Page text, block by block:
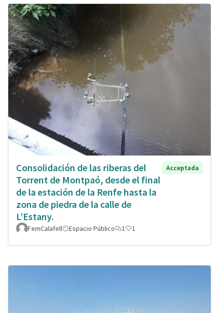
Consolidación de las riberas del
Torrent de Montpaó, desde el final
de la estación de la Renfe hasta la
zona de piedra de la calle de
L’Estany.
Acceptada
FemCalafell Espacio Público 1 1